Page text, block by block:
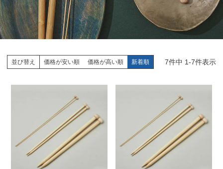
並び替え 価格が安い順 価格が高い順 新着順 7件中 1-7件表示